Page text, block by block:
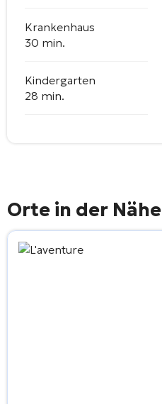
Krankenhaus
30 min.
Kindergarten
28 min.
Orte in der Nähe